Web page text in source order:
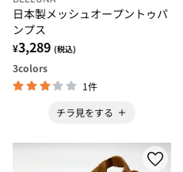
日本製メッシュオープントゥパ
ンプス
¥3,289 (税込)
3colors
1件
チラ見をする